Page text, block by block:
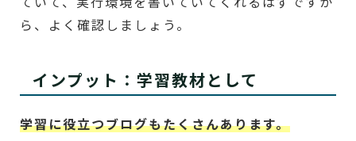
ら、よく確認しましょう。
インプット：学習教材として
学習に役立つブログもたくさんあります。